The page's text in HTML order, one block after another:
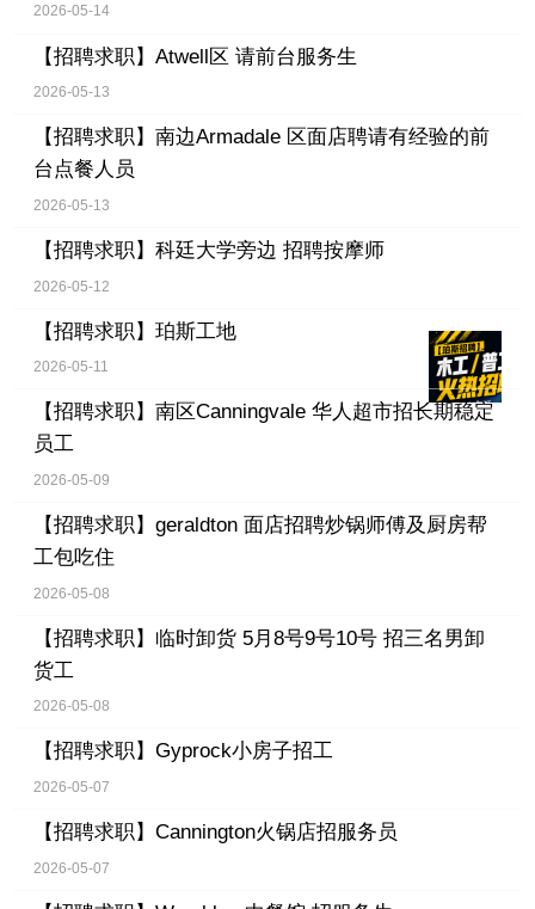
2026-05-14
【招聘求职】 Atwell区 请前台服务生
2026-05-13
【招聘求职】 南边Armadale 区面店聘请有经验的前
台点餐人员
2026-05-13
【招聘求职】 科廷大学旁边 招聘按摩师
2026-05-12
【招聘求职】 珀斯工地
2026-05-11
【招聘求职】 南区Canningvale 华人超市招长期稳定
员工
2026-05-09
【招聘求职】 geraldton 面店招聘炒锅师傅及厨房帮
工包吃住
2026-05-08
【招聘求职】 临时卸货 5月8号9号10号 招三名男卸
货工
2026-05-08
【招聘求职】 Gyprock小房子招工
2026-05-07
【招聘求职】 Cannington火锅店招服务员
2026-05-07